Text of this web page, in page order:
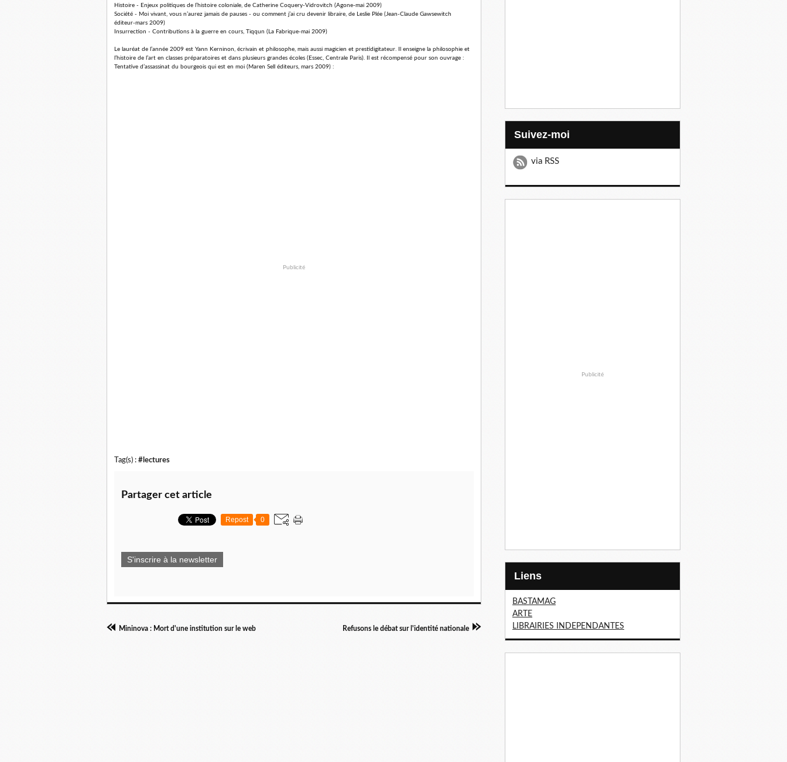
Histoire - Enjeux politiques de l’histoire coloniale, de Catherine Coquery-Vidrovitch (Agone-mai 2009)
Société - Moi vivant, vous n’aurez jamais de pauses - ou comment j’ai cru devenir libraire, de Leslie Plée (Jean-Claude Gawsewitch
éditeur-mars 2009)
Insurrection - Contributions à la guerre en cours, Tiqqun (La Fabrique-mai 2009)
Le lauréat de l’année 2009 est Yann Kerninon, écrivain et philosophe, mais aussi magicien et prestidigitateur. Il enseigne la philosophie et
l’histoire de l’art en classes préparatoires et dans plusieurs grandes écoles (Essec, Centrale Paris). Il est récompensé pour son ouvrage :
Tentative d’assassinat du bourgeois qui est en moi (Maren Sell éditeurs, mars 2009) :
Publicité
Tag(s) : #lectures
Partager cet article
Repost 0
S'inscrire à la newsletter
Mininova : Mort d'une institution sur le web Refusons le débat sur l'identité nationale
Suivez-moi
via RSS
Publicité
Liens
BASTAMAG
ARTE
LIBRAIRIES INDEPENDANTES